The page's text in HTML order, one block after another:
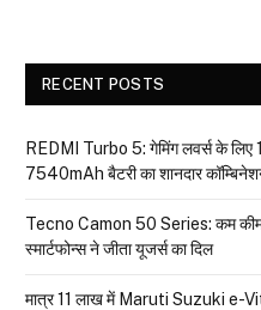
RECENT POSTS
REDMI Turbo 5: गेमिंग लवर्स के लिए
7540mAh बैटरी का शानदार
Tecno Camon 50 Series: कम कीमत
स्मार्टफोन्स ने जीता यूजर्स का दिल
मात्र ₹11 लाख में Maruti Suzuki e-